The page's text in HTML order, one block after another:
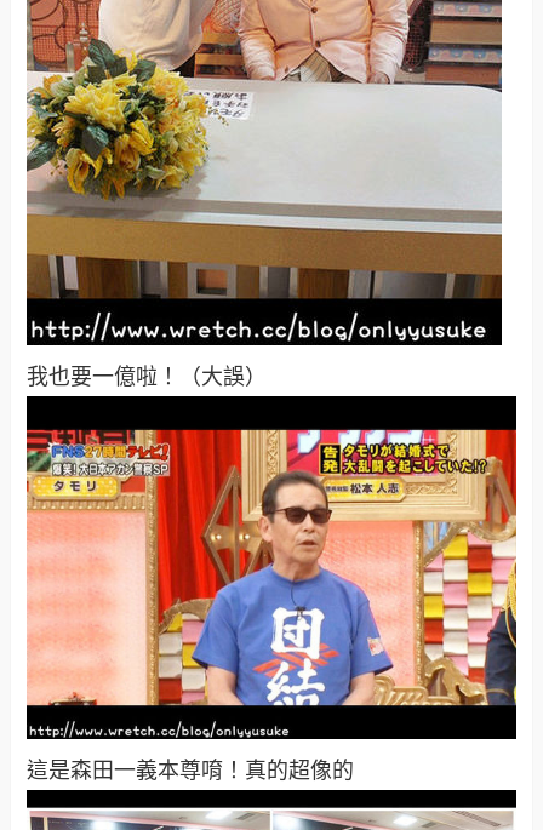
我也要一億啦！（大誤）
這是森田一義本尊唷！真的超像的